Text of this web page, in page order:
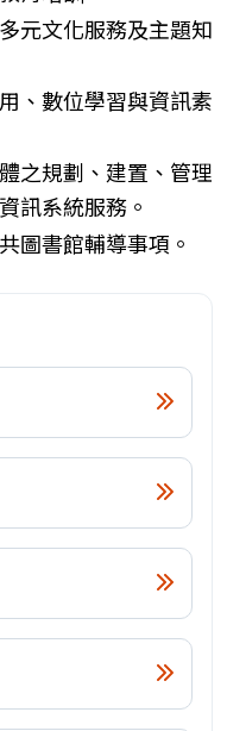
元文化服務及主題知
、數位學習與資訊素
之規劃、建置、管理
訊系統服務。
圖書館輔導事項。